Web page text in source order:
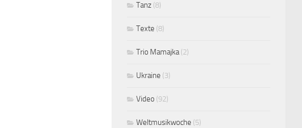
Tanz (8)
Texte (8)
Trio Mamajka(2)
Ukraine (3)
Video (92)
Weltmusikwoche (5)